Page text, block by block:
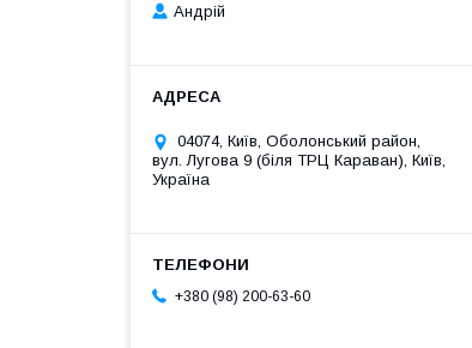
Андрій
04074, Київ, Оболонський район,
вул. Лугова 9 (біля ТРЦ Караван), Київ,
Україна
+380 (98) 200-63-60